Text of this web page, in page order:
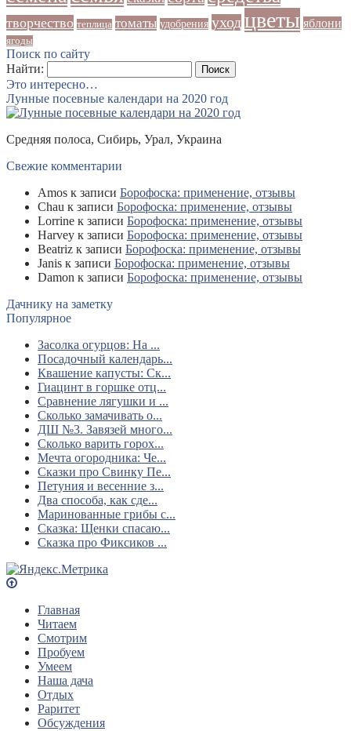
творчество теплица томаты удобрения уходцветы яблони
ягоды
Поиск по сайту
Найти:
Это интересно…
Лунные посевные календари на 2020 год
Средняя полоса, Сибирь, Урал, Украина
Свежие комментарии
Amos к записи Борофоска: применение, отзывы
Chau к записи Борофоска: применение, отзывы
Lorrine к записи Борофоска: применение, отзывы
Harvey к записи Борофоска: применение, отзывы
Beatriz к записи Борофоска: применение, отзывы
Janis к записи Борофоска: применение, отзывы
Damon к записи Борофоска: применение, отзывы
Дачнику на заметку
Популярное
Засолка огурцов: На ...
Посадочный календарь...
Квашение капусты: Ск...
Гиацинт в горшке отц...
Сравнение лягушки и ...
Сколько замачивать о...
ДШ №3. Завязей много...
Сколько варить горох...
Мечта огородника: Че...
Сказки про Свинку Пе...
Петуния и весенние з...
Два способа, как сде...
Маринованные грибы с...
Сказка: Щенки спасаю...
Сказка про Фиксиков ...
Главная
Читаем
Смотрим
Пробуем
Умеем
Наша дача
Отдых
Раритет
Обсуждения